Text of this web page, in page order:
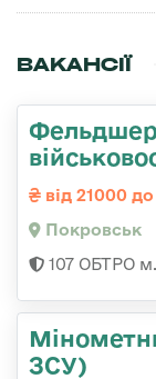
ВАКАНСІЇ
від 21000
Покровськ
107 ОБТРО
ЗСУ)